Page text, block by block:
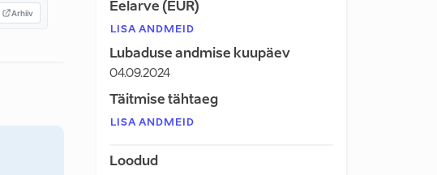
Arhiiv Eelarve (EUR)
LISA ANDMEID
Lubaduse andmise kuupäev
04.09.2024
Täitmise tähtaeg
LISA ANDMEID
Loodud